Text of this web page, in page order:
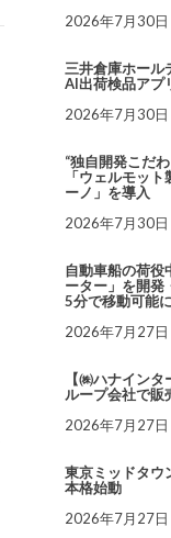
2026年7月30日
三井倉庫ホール
AI出荷検品アプ
2026年7月30日
“独自開発こだ
「ウェルモッ
ーノ」を導入
2026年7月30日
自動車船の荷役
ーター」を開発
5分で移動可能
2026年7月27日
【㈱ハナイン
ループ会社で販
2026年7月27日
東京ミッドタウ
本格始動
2026年7月27日